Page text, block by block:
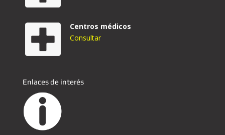
Centros médicos
Consultar
Enlaces de interés